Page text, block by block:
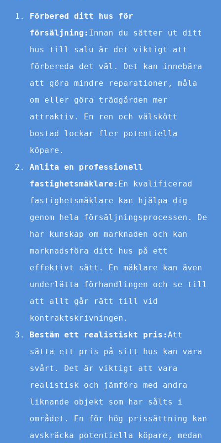
Förbered ditt hus för
försäljning: Innan du sätter ut ditt
hus till salu är det viktigt att
förbereda det väl. Det kan innebära
att göra mindre reparationer, måla
om eller göra trädgården mer
attraktiv. En ren och välskött
bostad lockar fler potentiella
köpare.
Anlita en professionell
fastighetsmäklare: En kvalificerad
fastighetsmäklare kan hjälpa dig
genom hela försäljningsprocessen. De
har kunskap om marknaden och kan
marknadsföra ditt hus på ett
effektivt sätt. En mäklare kan även
underlätta förhandlingen och se till
att allt går rätt till vid
kontraktskrivningen.
Bestäm ett realistiskt pris: Att
sätta ett pris på sitt hus kan vara
svårt. Det är viktigt att vara
realistisk och jämföra med andra
liknande objekt som har sålts i
området. En för hög prissättning kan
avskräcka potentiella köpare, medan